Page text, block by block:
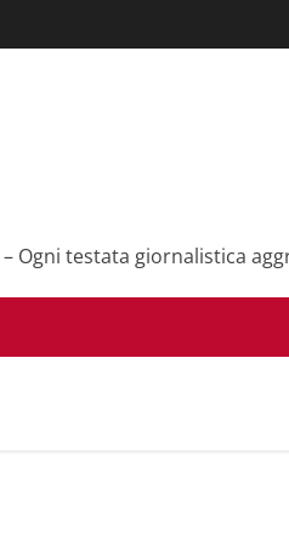
Ogni testata giornalistica